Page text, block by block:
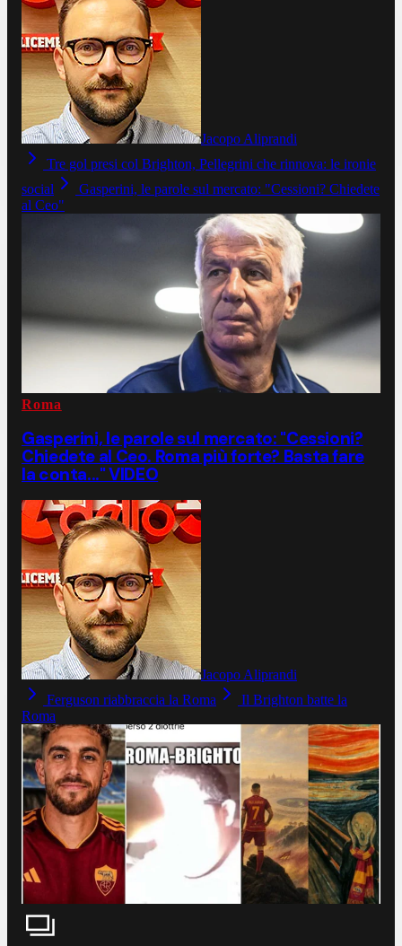
Jacopo Aliprandi
Tre gol presi col Brighton, Pellegrini che rinnova: le ironie
social
Gasperini, le parole sul mercato: "Cessioni? Chiedete
al Ceo"
Roma
Gasperini, le parole sul mercato: "Cessioni?
Chiedete al Ceo. Roma più forte? Basta fare
la conta..." VIDEO
Jacopo Aliprandi
Ferguson riabbraccia la Roma
Il Brighton batte la
Roma